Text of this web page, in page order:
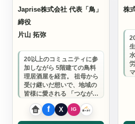
Japrise株式会社 代表「鳥」
締役
片山 拓弥
20以上のコミュニティに参
加しながら 5階建ての鳥料
理居酒屋を経営。 祖母から
受け継いだ想いで、地域の
皆様に愛される 「つながり
の場」を作り続けていま
す。
株